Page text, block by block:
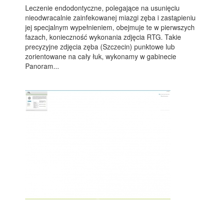
Leczenie endodontyczne, polegające na usunięciu
nieodwracalnie zainfekowanej miazgi zęba i zastąpieniu
jej specjalnym wypełnieniem, obejmuje te w pierwszych
fazach, konieczność wykonania zdjęcia RTG. Takie
precyzyjne zdjęcia zęba (Szczecin) punktowe lub
zorientowane na cały łuk, wykonamy w gabinecie
Panoram...